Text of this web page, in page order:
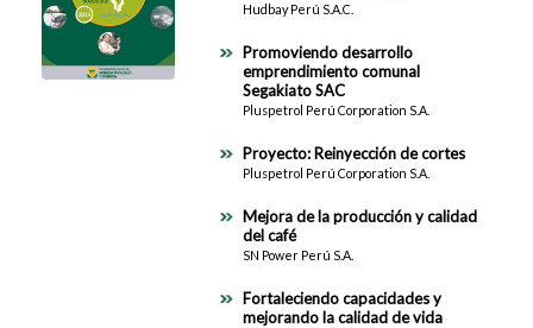
Hudbay Perú S.A.C.
Promoviendo desarrollo
emprendimiento comunal
Segakiato SAC
Pluspetrol Perú Corporation S.A.
Proyecto: Reinyección de cortes
Pluspetrol Perú Corporation S.A.
Mejora de la producción y calidad
del café
SN Power Perú S.A.
Fortaleciendo capacidades y
mejorando la calidad de vida